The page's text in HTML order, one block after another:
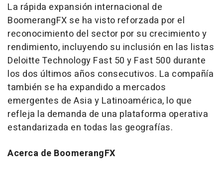
La rápida expansión internacional de
BoomerangFX se ha visto reforzada por el
reconocimiento del sector por su crecimiento y
rendimiento, incluyendo su inclusión en las listas
Deloitte Technology Fast 50 y Fast 500 durante
los dos últimos años consecutivos. La compañía
también se ha expandido a mercados
emergentes de Asia y Latinoamérica, lo que
refleja la demanda de una plataforma operativa
estandarizada en todas las geografías.
Acerca de BoomerangFX